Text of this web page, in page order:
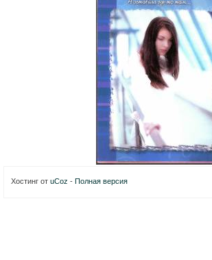
Хостинг от uCoz - Полная версия